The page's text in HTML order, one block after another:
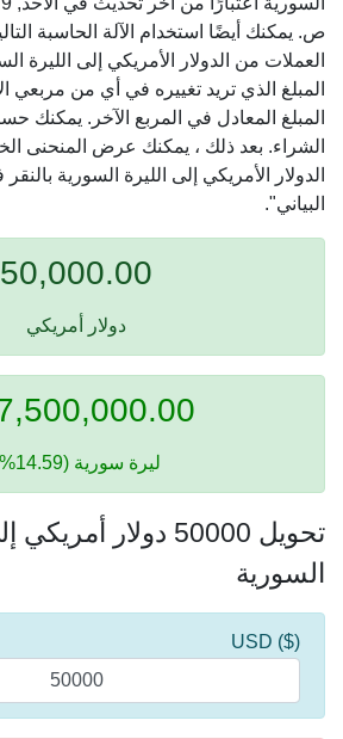
ص. يمكنك أيضًا استخدام الآلة الحاسبة
العملات من الدولار الأمريكي إلى الليرة
المبلغ الذي تريد تغييره في أي من
المبلغ المعادل في المربع الآخر. يمكنك
الشراء. بعد ذلك ، يمكنك عرض المنحنى
الدولار الأمريكي إلى الليرة السورية
البياني".
50,000.00
دولار أمريكي
ليرة سورية (14.59%)
تحويل 50000 دولار
السورية
($) USD